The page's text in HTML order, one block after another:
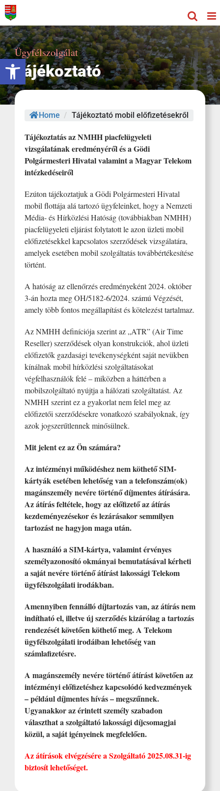
Eszköztár megnyitása
Kihagyás
Ügyfélszolgálat
Tájékoztató
Home / Tájékoztató mobil előfizetésekről
Tájékoztatás az NMHH piacfelügyeleti
vizsgálatának eredményéről és a Gödi
Polgármesteri Hivatal valamint a Magyar Telekom
intézkedéseiről
Ezúton tájékoztatjuk a Gödi Polgármesteri Hivatal
mobil flottája alá tartozó ügyfeleinket, hogy a Nemzeti
Média- és Hírközlési Hatóság (továbbiakban NMHH)
piacfelügyeleti eljárást folytatott le azon üzleti mobil
előfizetésekkel kapcsolatos szerződések vizsgálatára,
amelyek esetében mobil szolgáltatás továbbértékesítése
történt.
A hatóság az ellenőrzés eredményeként 2024. október
3-án hozta meg OH/5182-6/2024. számú Végzését,
amely több fontos megállapítást és kötelezést tartalmaz.
Az NMHH definíciója szerint az „ATR” (Air Time
Reseller) szerződések olyan konstrukciók, ahol üzleti
előfizetők gazdasági tevékenységként saját nevükben
kínálnak mobil hírközlési szolgáltatásokat
végfelhasználók felé – miközben a háttérben a
mobilszolgáltató nyújtja a hálózati szolgáltatást. Az
NMHH szerint ez a gyakorlat nem felel meg az
előfizetői szerződésekre vonatkozó szabályoknak, így
azok jogszerűtlennek minősülnek.
Mit jelent ez az Ön számára?
Az intézményi működéshez nem köthető SIM-
kártyák esetében lehetőség van a telefonszám(ok)
magánszemély nevére történő díjmentes átírására.
Az átírás feltétele, hogy az előfizető az átírás
kezdeményezésekor és lezárásakor semmilyen
tartozást ne hagyjon maga után.
A használó a SIM-kártya, valamint érvényes
személyazonosító okmányai bemutatásával kérheti
a saját nevére történő átírást lakossági Telekom
ügyfélszolgálati irodákban.
Amennyiben fennálló díjtartozás van, az átírás nem
indítható el, illetve új szerződés kizárólag a tartozás
rendezését követően köthető meg. A Telekom
ügyfélszolgálati irodáiban lehetőség van
számlafizetésre.
A magánszemély nevére történő átírást követően az
intézményi előfizetéshez kapcsolódó kedvezmények
– például díjmentes hívás – megszűnnek.
Ugyanakkor az érintett személy szabadon
választhat a szolgáltató lakossági díjcsomagjai
közül, a saját igényeinek megfelelően.
Az átírások elvégzésére a Szolgáltató 2025.08.31-ig
biztosít lehetőséget.